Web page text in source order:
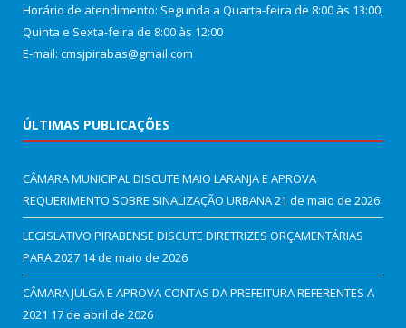
Horário de atendimento: Segunda a Quarta-feira de 8:00 às 13:00;
Quinta e Sexta-feira de 8:00 às 12:00
E-mail: cmsjpirabas@gmail.com
ÚLTIMAS PUBLICAÇÕES
CÂMARA MUNICIPAL DISCUTE MAIO LARANJA E APROVA
REQUERIMENTO SOBRE SINALIZAÇÃO URBANA21 de maio de 2026
LEGISLATIVO PIRABENSE DISCUTE DIRETRIZES ORÇAMENTÁRIAS
PARA 2027 14 de maio de 2026
CÂMARA JULGA E APROVA CONTAS DA PREFEITURA REFERENTES A
2021 17 de abril de 2026